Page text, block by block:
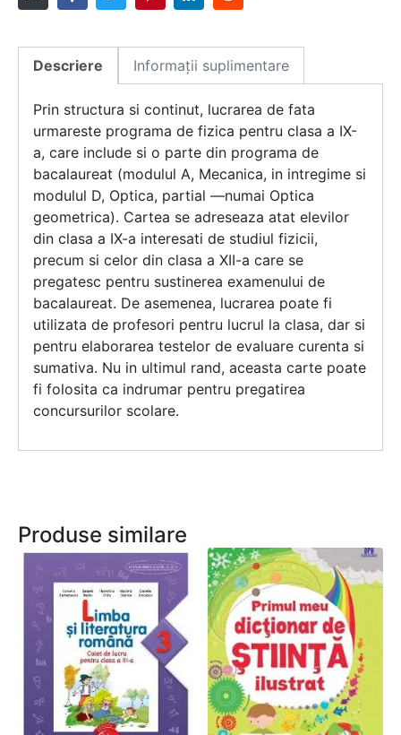
Descriere Informații suplimentare
Prin structura si continut, lucrarea de fata
urmareste programa de fizica pentru clasa a IX-
a, care include si o parte din programa de
bacalaureat (modulul A, Mecanica, in intregime si
modulul D, Optica, partial —numai Optica
geometrica). Cartea se adreseaza atat elevilor
din clasa a IX-a interesati de studiul fizicii,
precum si celor din clasa a XII-a care se
pregatesc pentru sustinerea examenului de
bacalaureat. De asemenea, lucrarea poate fi
utilizata de profesori pentru lucrul la clasa, dar si
pentru elaborarea testelor de evaluare curenta si
sumativa. Nu in ultimul rand, aceasta carte poate
fi folosita ca indrumar pentru pregatirea
concursurilor scolare.
Produse similare